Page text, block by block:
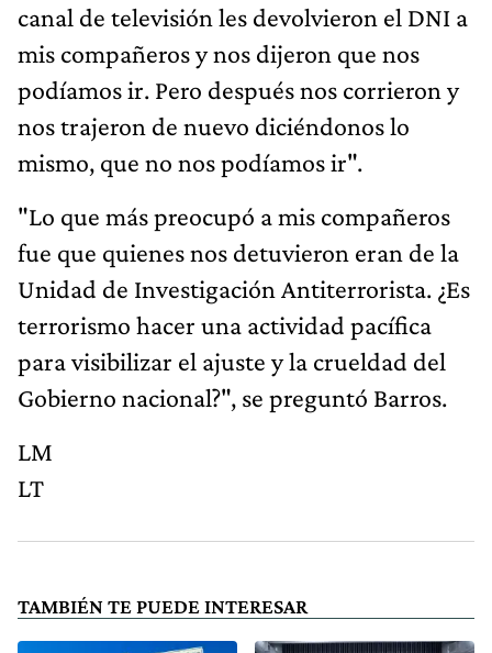
canal de televisión les devolvieron el DNI a
mis compañeros y nos dijeron que nos
podíamos ir. Pero después nos corrieron y
nos trajeron de nuevo diciéndonos lo
mismo, que no nos podíamos ir".
"Lo que más preocupó a mis compañeros
fue que quienes nos detuvieron eran de la
Unidad de Investigación Antiterrorista. ¿Es
terrorismo hacer una actividad pacífica
para visibilizar el ajuste y la crueldad del
Gobierno nacional?", se preguntó Barros.
LM
LT
TAMBIÉN TE PUEDE INTERESAR